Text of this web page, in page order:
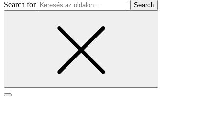
Search for